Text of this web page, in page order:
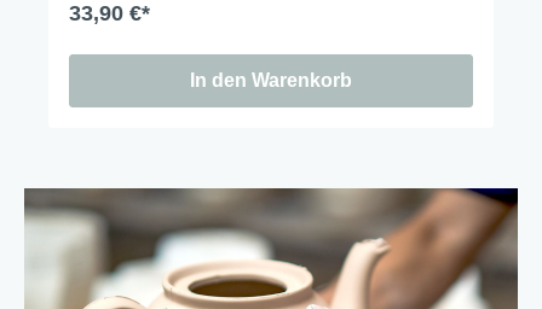
33,90 €*
In den Warenkorb